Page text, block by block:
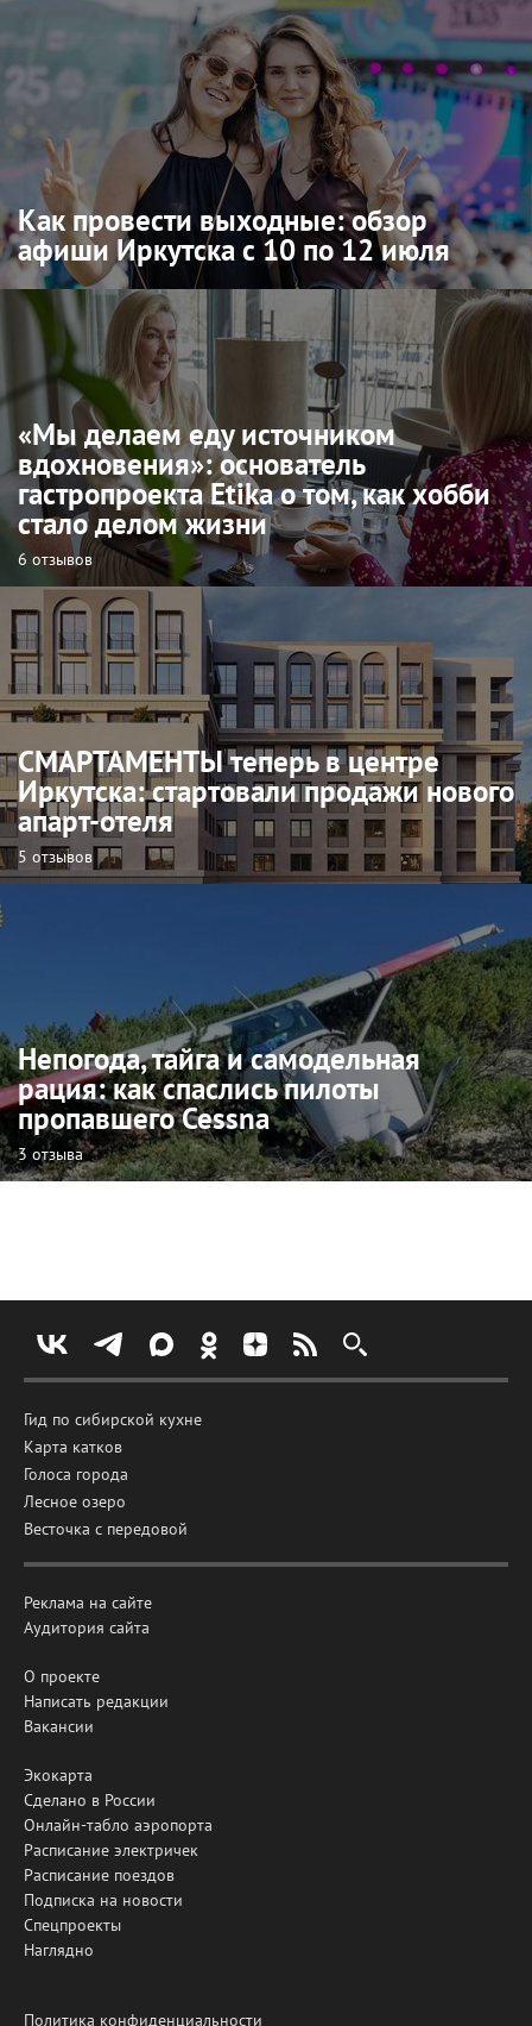
Как провести выходные: обзор
афиши Иркутска с 10 по 12 июля
«Мы делаем еду источником
вдохновения»: основатель
гастропроекта Etika о том, как хобби
стало делом жизни
6 отзывов
СМАРТАМЕНТЫ теперь в центре
Иркутска: стартовали продажи нового
апарт-отеля
5 отзывов
Непогода, тайга и самодельная
рация: как спаслись пилоты
пропавшего Cessna
3 отзыва
Гид по сибирской кухне
Карта катков
Голоса города
Лесное озеро
Весточка с передовой
Реклама на сайте
Аудитория сайта
О проекте
Написать редакции
Вакансии
Экокарта
Сделано в России
Онлайн-табло аэропорта
Расписание электричек
Расписание поездов
Подписка на новости
Спецпроекты
Наглядно
Политика конфиденциальности